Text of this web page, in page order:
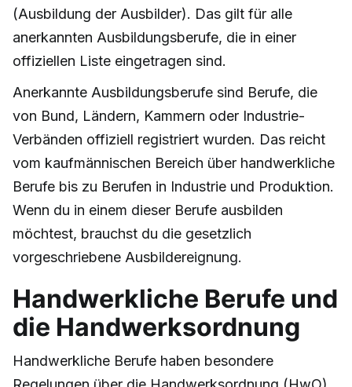
(Ausbildung der Ausbilder). Das gilt für alle
anerkannten Ausbildungsberufe, die in einer
offiziellen Liste eingetragen sind.
Anerkannte Ausbildungsberufe sind Berufe, die
von Bund, Ländern, Kammern oder Industrie-
Verbänden offiziell registriert wurden. Das reicht
vom kaufmännischen Bereich über handwerkliche
Berufe bis zu Berufen in Industrie und Produktion.
Wenn du in einem dieser Berufe ausbilden
möchtest, brauchst du die gesetzlich
vorgeschriebene Ausbildereignung.
Handwerkliche Berufe und
die Handwerksordnung
Handwerkliche Berufe haben besondere